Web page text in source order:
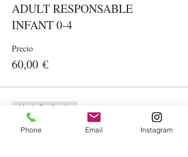
ADULT RESPONSABLE
INFANT 0-4
Precio
60,00 €
Venta finalizada
Tipo de entrada
Phone Email Instagram